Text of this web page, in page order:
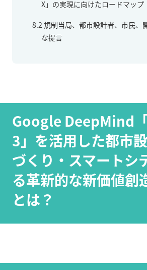
X」の実現に向けたロードマップ
8.2 規制当局、都市設計者、市民、
な提言
Google DeepMind
3」を活用した都市
づくり・スマートシ
る革新的な新価値創
とは？